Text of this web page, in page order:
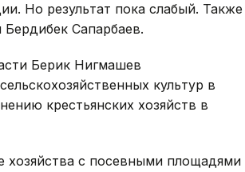
Но результат пока слабый. Также
Бердибек Сапарбаев.
Берик Нигмашев
культур в
крестьянских хозяйств в
хозяйства с посевными площадями